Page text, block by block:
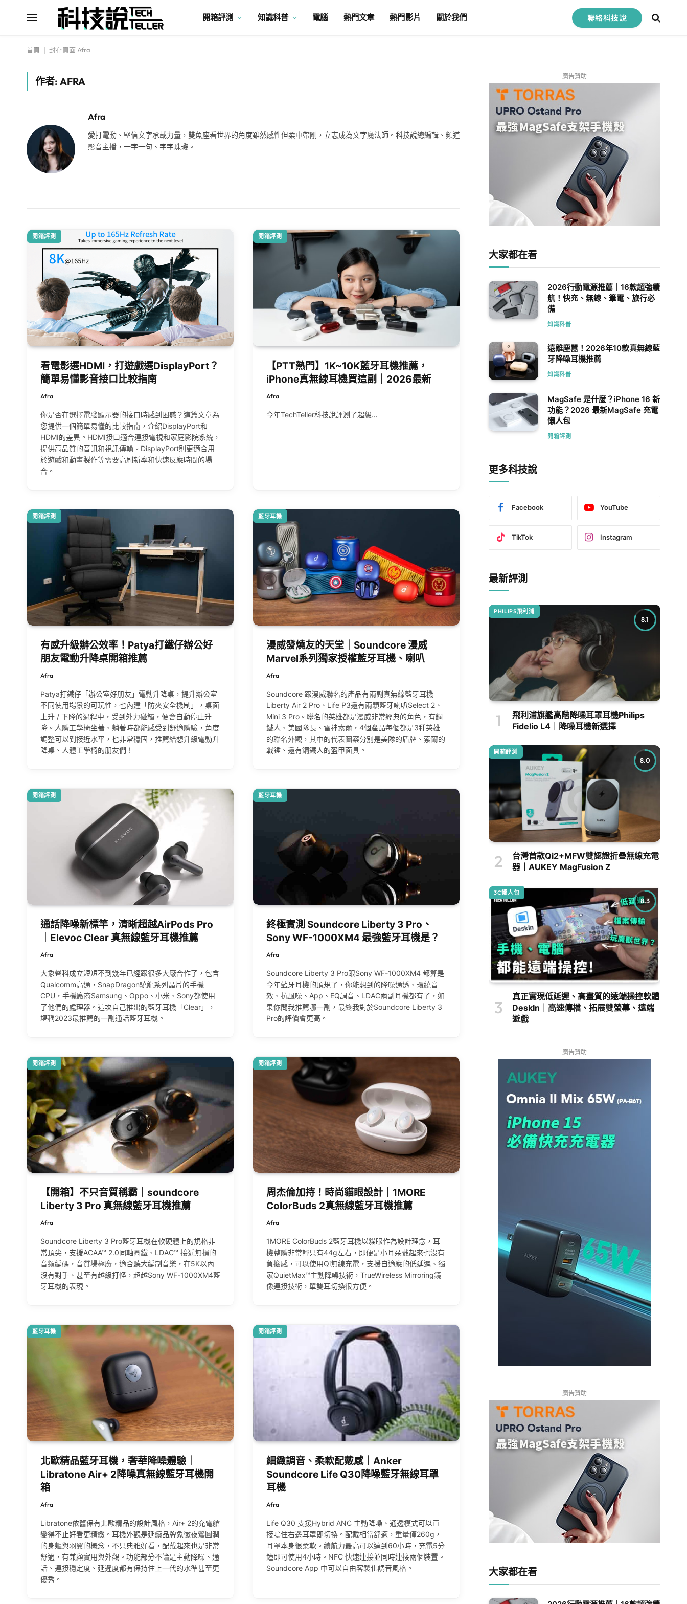
開箱評測 知識科普 電腦 熱門文章 熱門影片 關於我們 聯絡科技說
首頁 封存頁面 Afra
作者: AFRA
Afra
愛打電動、堅信文字承載力量，雙魚座看世界的角度雖然感性但柔中帶剛，立志成為文字魔法師。科技說總編輯、頻道
影音主播，一字一句、字字珠璣。
開箱評測
看電影選HDMI，打遊戲選DisplayPort？
簡單易懂影音接口比較指南
Afra
你是否在選擇電腦顯示器的接口時感到困惑？這篇文章為
您提供一個簡單易懂的比較指南，介紹DisplayPort和
HDMI的差異。HDMI接口適合連接電視和家庭影院系統，
提供高品質的音訊和視訊傳輸。DisplayPort則更適合用
於遊戲和動畫製作等需要高刷新率和快速反應時間的場
合。
開箱評測
【PTT熱門】1K~10K藍牙耳機推薦，
iPhone真無線耳機買這副｜2026最新
Afra
今年TechTeller科技說評測了超級…
開箱評測
有感升級辦公效率！Patya打鐵仔辦公好
朋友電動升降桌開箱推薦
Afra
Patya打鐵仔「辦公室好朋友」電動升降桌，提升辦公室
不同使用場景的可玩性，也內建「防夾安全機制」，桌面
上升 / 下降的過程中，受到外力碰觸，便會自動停止升
降。人體工學椅坐著、躺著時都能感受到舒適體驗，角度
調整可以到接近水平，也非常穩固，推薦給想升級電動升
降桌、人體工學椅的朋友們！
藍牙耳機
漫威發燒友的天堂｜Soundcore 漫威
Marvel系列獨家授權藍牙耳機、喇叭
Afra
Soundcore 跟漫威聯名的產品有兩副真無線藍牙耳機
Liberty Air 2 Pro、Life P3還有兩顆藍牙喇叭Select 2、
Mini 3 Pro。聯名的英雄都是漫威非常經典的角色，有鋼
鐵人、美國隊長、雷神索爾，4個產品每個都是3種英雄
的聯名外觀，其中的代表圖案分別是美隊的盾牌、索爾的
戰錘、還有鋼鐵人的盔甲面具。
開箱評測
通話降噪新標竿，清晰超越AirPods Pro
｜Elevoc Clear 真無線藍牙耳機推薦
Afra
大象聲科成立短短不到幾年已經跟很多大廠合作了，包含
Qualcomm高通，SnapDragon驍龍系列晶片的手機
CPU，手機廠商Samsung、Oppo、小米、Sony都使用
了他們的處理器。這次自己推出的藍牙耳機「Clear」，
堪稱2023最推薦的一副通話藍牙耳機。
藍牙耳機
終極實測 Soundcore Liberty 3 Pro、
Sony WF-1000XM4 最強藍牙耳機是？
Afra
Soundcore Liberty 3 Pro跟Sony WF-1000XM4 都算是
今年藍牙耳機的頂規了，你能想到的降噪通透、環繞音
效、抗風噪、App、EQ調音、LDAC兩副耳機都有了，如
果你問我推薦哪一副，最終我對於Soundcore Liberty 3
Pro的評價會更高。
開箱評測
【開箱】不只音質稱霸｜soundcore
Liberty 3 Pro 真無線藍牙耳機推薦
Afra
Soundcore Liberty 3 Pro藍牙耳機在軟硬體上的規格非
常頂尖，支援ACAA™ 2.0同軸圈鐵、LDAC™ 接近無損的
音頻編碼，音質場極廣，適合聽大編制音樂，在5K以內
沒有對手、甚至有越級打怪，超越Sony WF-1000XM4藍
牙耳機的表現。
開箱評測
周杰倫加持！時尚貓眼設計｜1MORE
ColorBuds 2真無線藍牙耳機推薦
Afra
1MORE ColorBuds 2藍牙耳機以貓眼作為設計理念，耳
機整體非常輕只有44g左右，即便是小耳朵戴起來也沒有
負擔感，可以使用Qi無線充電，支援自適應的低延遲、獨
家QuietMax™主動降噪技術，TrueWireless Mirroring鏡
像連接技術，單雙耳切換很方便。
藍牙耳機
北歐精品藍牙耳機，奢華降噪體驗｜
Libratone Air+ 2降噪真無線藍牙耳機開
箱
Afra
Libratone依舊保有北歐精品的設計風格，Air+ 2的充電艙
變得不止好看更精緻。耳機外觀是延續品牌象徵夜鶯圓潤
的身軀與羽翼的概念，不只典雅好看，配戴起來也是非常
舒適，有兼顧實用與外觀。功能部分不論是主動降噪、通
話、連接穩定度、延遲度都有保持住上一代的水準甚至更
優秀。
開箱評測
細緻調音、柔軟配戴感｜Anker
Soundcore Life Q30降噪藍牙無線耳罩
耳機
Afra
Life Q30 支援Hybrid ANC 主動降噪、通透模式可以直
接嗚住右邊耳罩即切換。配戴相當舒適，重量僅260g，
耳罩本身很柔軟。續航力最高可以達到60小時，充電5分
鐘即可使用4小時。NFC 快速連接並同時連接兩個裝置。
Soundcore App 中可以自由客製化調音風格。
廣告贊助
大家都在看
2026行動電源推薦｜16款超強續
航！快充、無線、筆電、旅行必
備
知識科普
遠離塵囂！2026年10款真無線藍
牙降噪耳機推薦
知識科普
MagSafe 是什麼？iPhone 16 新
功能？2026 最新MagSafe 充電
懶人包
開箱評測
更多科技說
Facebook YouTube
TikTok Instagram
最新評測
8.1
PHILIPS飛利浦
飛利浦旗艦高階降噪耳罩耳機Philips
Fidelio L4｜降噪耳機新選擇
8.0
開箱評測
台灣首款Qi2+MFW雙認證折疊無線充電
器｜AUKEY MagFusion Z
8.3
3C懶人包
真正實現低延遲、高畫質的遠端操控軟體
DeskIn｜高速傳檔、拓展雙螢幕、遠端
遊戲
廣告贊助
廣告贊助
大家都在看